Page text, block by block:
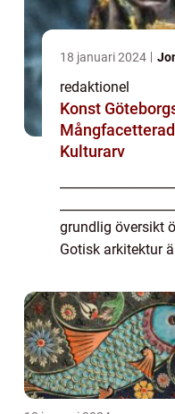
18 januari 2024
redaktionel
Konst
Kulturarv
grundlig översikt
Gotisk arkitektur
känt för sina